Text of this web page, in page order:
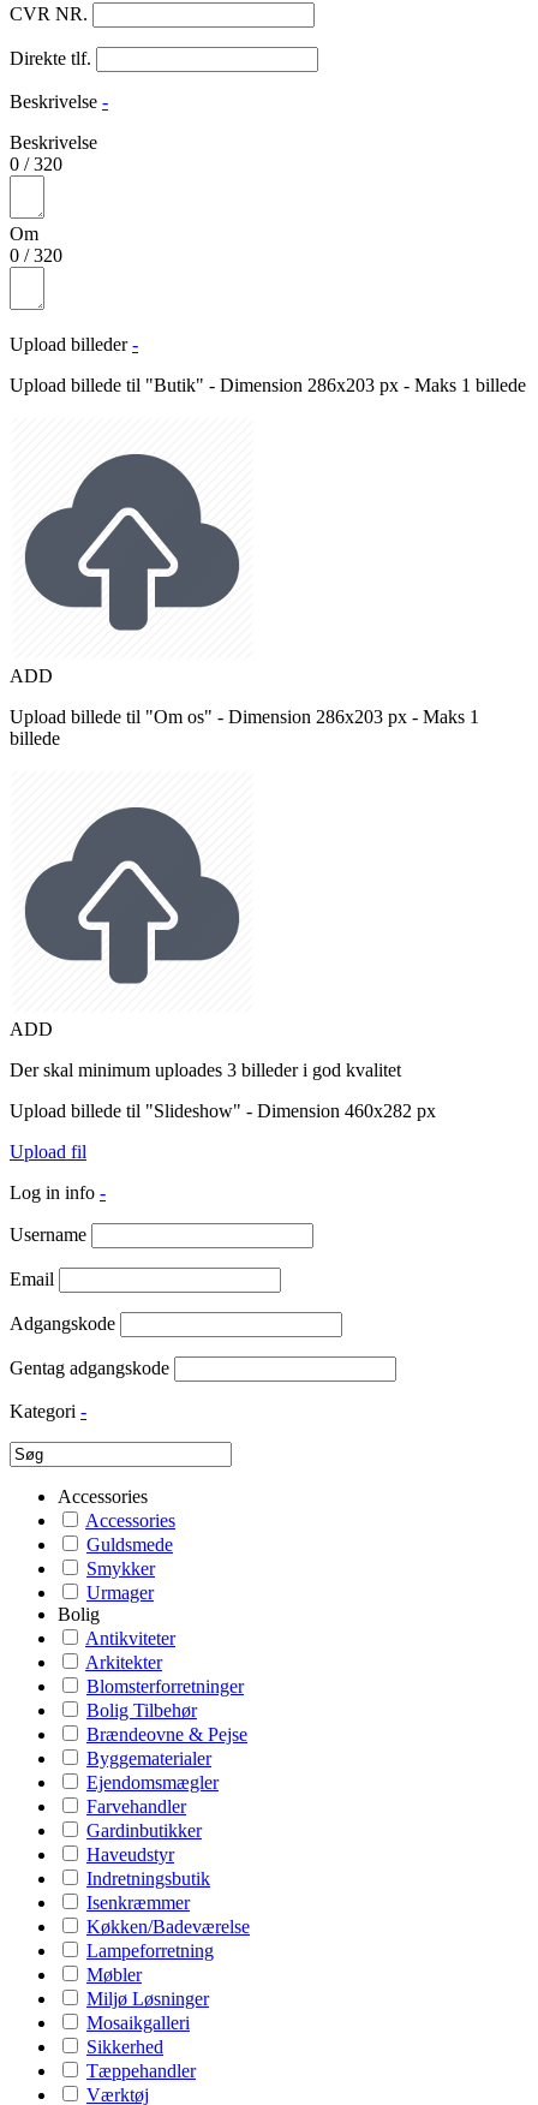
CVR NR.
Direkte tlf.
Beskrivelse -
Beskrivelse
0 /320
Om
0 /320
Upload billeder -
Upload billede til "Butik" - Dimension 286x203 px - Maks 1 billede
ADD
Upload billede til "Om os" - Dimension 286x203 px - Maks 1
billede
ADD
Der skal minimum uploades 3 billeder i god kvalitet
Upload billede til "Slideshow" - Dimension 460x282 px
Upload fil
Log in info -
Username
Email
Adgangskode
Gentag adgangskode
Kategori -
Accessories
Accessories
Guldsmede
Smykker
Urmager
Bolig
Antikviteter
Arkitekter
Blomsterforretninger
Bolig Tilbehør
Brændeovne & Pejse
Byggematerialer
Ejendomsmægler
Farvehandler
Gardinbutikker
Haveudstyr
Indretningsbutik
Isenkræmmer
Køkken/Badeværelse
Lampeforretning
Møbler
Miljø Løsninger
Mosaikgalleri
Sikkerhed
Tæppehandler
Værktøj